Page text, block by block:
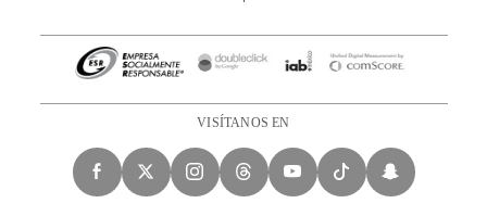
VISÍTANOS EN